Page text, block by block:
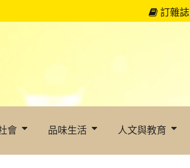
訂雜誌
會 品味生活 人文與教育